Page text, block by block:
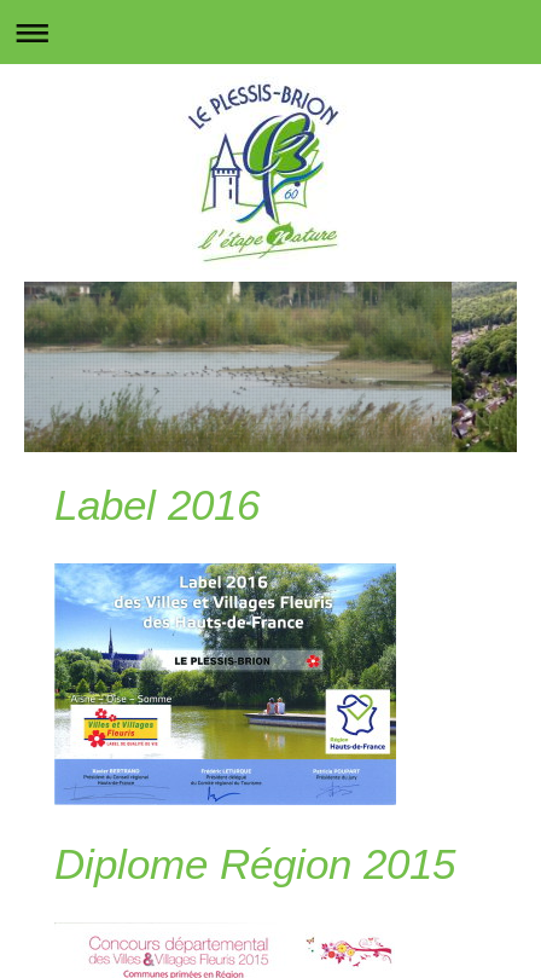
Label 2016
Diplome Région 2015